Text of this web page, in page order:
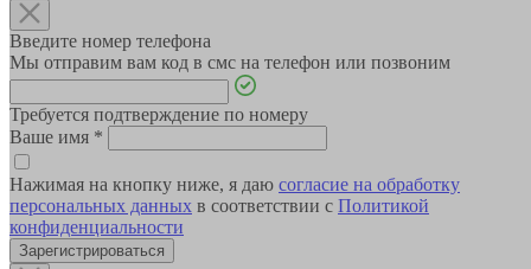
Введите номер телефона
Мы отправим вам код в смс на телефон или позвоним
Требуется подтверждение по номеру
Ваше имя *
Нажимая на кнопку ниже, я даю согласие на обработку
персональных данных в соответствии с Политикой
конфиденциальности
Зарегистрироваться